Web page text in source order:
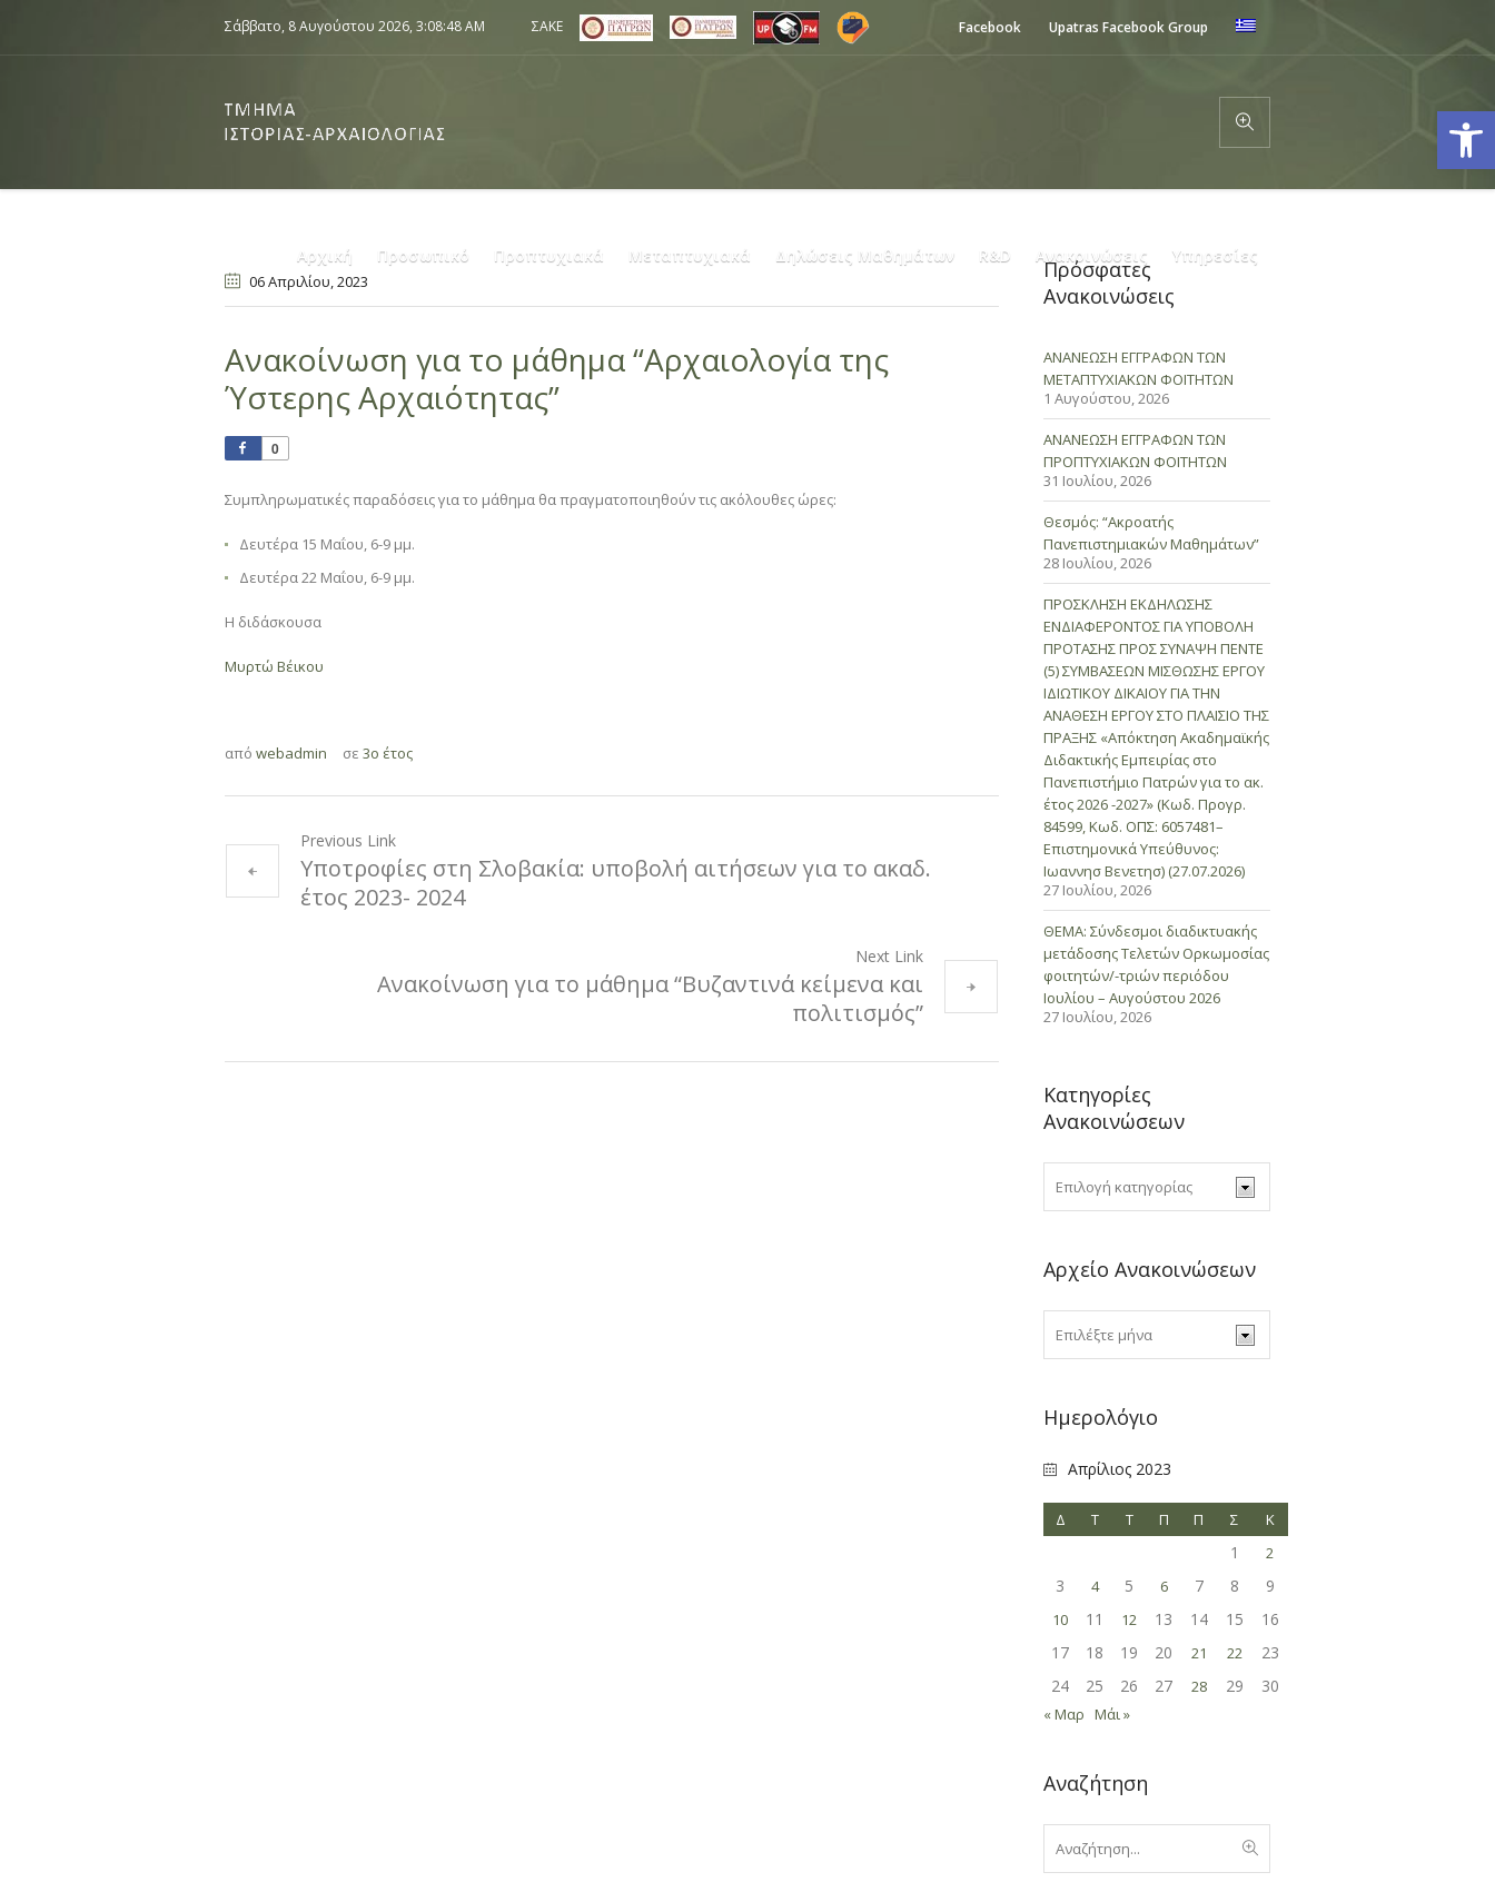
Facebook Upatras Facebook Group
Σάββατο, 8 Αυγούστου 2026, 3:08:48 AM ΣΑΚΕ
Αρχική Προσωπικό Προπτυχιακά Μεταπτυχιακά Δηλώσεις Μαθημάτων R&D Ανακοινώσεις Υπηρεσίες
06 Απριλίου, 2023
Ανακοίνωση για το μάθημα “Αρχαιολογία της
Ύστερης Αρχαιότητας”
0
Συμπληρωματικές παραδόσεις για το μάθημα θα πραγματοποιηθούν τις ακόλουθες ώρες:
Δευτέρα 15 Μαΐου, 6-9 μμ.
Δευτέρα 22 Μαΐου, 6-9 μμ.
Η διδάσκουσα
Μυρτώ Βέικου
από webadmin σε 3ο έτος
Previous Link
Υποτροφίες στη Σλοβακία: υποβολή αιτήσεων για το ακαδ.
έτος 2023- 2024
Next Link
Ανακοίνωση για το μάθημα “Βυζαντινά κείμενα και
πολιτισμός”
Πρόσφατες
Ανακοινώσεις
ΑΝΑΝΕΩΣΗ ΕΓΓΡΑΦΩΝ ΤΩΝ
ΜΕΤΑΠΤΥΧΙΑΚΩΝ ΦΟΙΤΗΤΩΝ
1 Αυγούστου, 2026
ΑΝΑΝΕΩΣΗ ΕΓΓΡΑΦΩΝ ΤΩΝ
ΠΡΟΠΤΥΧΙΑΚΩΝ ΦΟΙΤΗΤΩΝ
31 Ιουλίου, 2026
Θεσμός: “Ακροατής
Πανεπιστημιακών Μαθημάτων”
28 Ιουλίου, 2026
ΠΡΟΣΚΛΗΣΗ ΕΚΔΗΛΩΣΗΣ
ΕΝΔΙΑΦΕΡΟΝΤΟΣ ΓΙΑ ΥΠΟΒΟΛΗ
ΠΡΟΤΑΣΗΣ ΠΡΟΣ ΣΥΝΑΨΗ ΠΕΝΤΕ
(5) ΣΥΜΒΑΣΕΩΝ ΜΙΣΘΩΣΗΣ ΕΡΓΟΥ
ΙΔΙΩΤΙΚΟΥ ΔΙΚΑΙΟΥ ΓΙΑ ΤΗΝ
ΑΝΑΘΕΣΗ ΕΡΓΟΥ ΣΤΟ ΠΛΑΙΣΙΟ ΤΗΣ
ΠΡΑΞΗΣ «Απόκτηση Ακαδημαϊκής
Διδακτικής Εμπειρίας στο
Πανεπιστήμιο Πατρών για το ακ.
έτος 2026 -2027» (Κωδ. Προγρ.
84599, Κωδ. ΟΠΣ: 6057481–
Επιστημονικά Υπεύθυνος:
Ιωαννησ Βενετησ) (27.07.2026)
27 Ιουλίου, 2026
ΘΕΜΑ: Σύνδεσμοι διαδικτυακής
μετάδοσης Τελετών Ορκωμοσίας
φοιτητών/-τριών περιόδου
Ιουλίου – Αυγούστου 2026
27 Ιουλίου, 2026
Κατηγορίες
Ανακοινώσεων
Αρχείο Ανακοινώσεων
Ημερολόγιο
Απρίλιος 2023
Δ Τ Τ Π Π Σ Κ
1 2
3 4 5 6 7 8 9
10 11 12 13 14 15
16
17
18 19 20 21 22
23
24
25 26 27 28 29 30
« Μαρ Μάι »
Αναζήτηση